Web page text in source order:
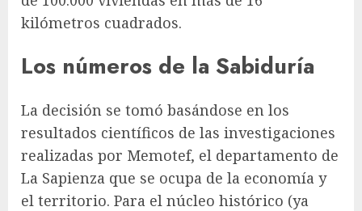
kilómetros cuadrados.
Los números de la Sabiduría
La decisión se tomó basándose en los
resultados científicos de las investigaciones
realizadas por Memotef, el departamento de
La Sapienza que se ocupa de la economía y
el territorio. Para el núcleo histórico (ya